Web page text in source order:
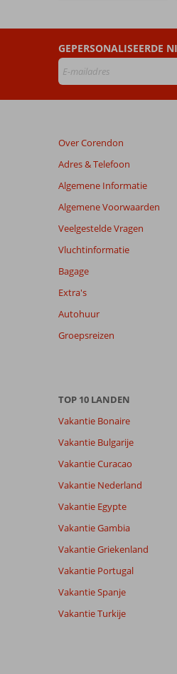
Beoordelingen
die
ouder
48
worden
niet
weergegeven
om
relevantie
garanderen.
onze
GEPERSONALISEERDE
Over Corendon
Adres & Telefoon
Algemene Informatie
Algemene Voorwaarden
Veelgestelde Vragen
Vluchtinformatie
Bagage
Extra's
Autohuur
Groepsreizen
TOP 10 LANDEN
Vakantie Bonaire
Vakantie Bulgarije
Vakantie Curacao
Vakantie Nederland
Vakantie Egypte
Vakantie Gambia
Vakantie Griekenland
Vakantie Portugal
Vakantie Spanje
Vakantie Turkije